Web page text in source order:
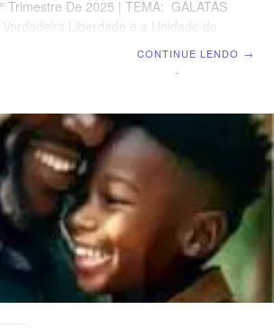
Trimestre De 2025 | TEMA: GÁLATAS
Liberdade e a Unidade do
e mestres, inclusive o número da
PEDAGÓGICA Em Efésios 6.10 a
Sugerimos começar a aula lendo, com
6.10-24 (5 a 7 min). A revista
CONTINUE LENDO →